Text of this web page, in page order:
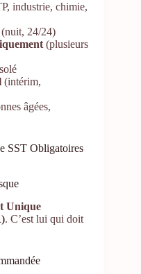
industrie, chimie,
(nuit, 24/24)
(plusieurs
(intérim,
âgées,
SST Obligatoires
Unique
. C’est lui qui doit